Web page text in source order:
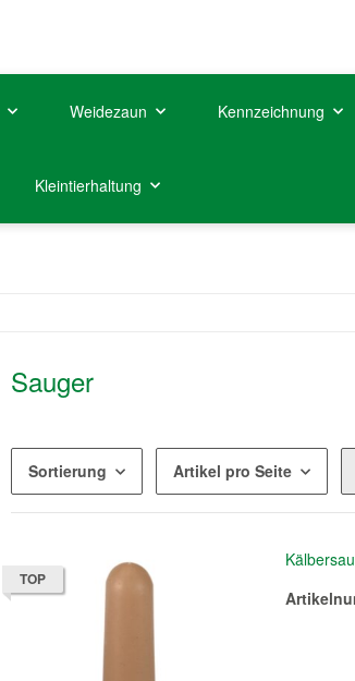
Weidezaun Kennzeichnung
Kleintierhaltung
Sauger
Sortierung Artikel pro Seite
TOP